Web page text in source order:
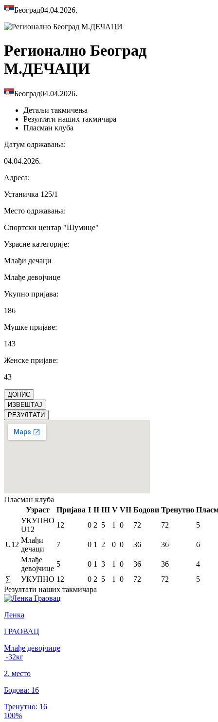
Београд04.04.2026.
Регионално Београд
М.ДЕЧАЦИ
Београд04.04.2026.
Детаљи такмичења
Резултати наших такмичара
Пласман клуба
Датум одржавања:
04.04.2026.
Адреса:
Устаничка 125/1
Место одржавања:
Спортски центар "Шумице"
Узрасне категорије:
Млађи дечаци
Млађе девојчице
Укупно пријава:
186
Мушке пријаве:
143
Женске пријаве:
43
ДОПИС
ИЗВЕШТАЈ
РЕЗУЛТАТИ
Пласман клуба
Узраст
Пријава I II III V VII Бодови Тренутно
U12
УКУПНО
U12
12 0 2 5 1 0 72 72
5
Млађи
дечаци
7 0 1 2 0 0 36 36
6
Млађе
девојчице
5 0 1 3 1 0 36 36
4
∑
УКУПНО 12 0 2 5 1 0 72 72
5
Резултати наших такмичара
Ленка
ГРАОВАЦ
Млађе девојчице
-32кг
2. место
Бодова: 16
Тренутно: 16
100%